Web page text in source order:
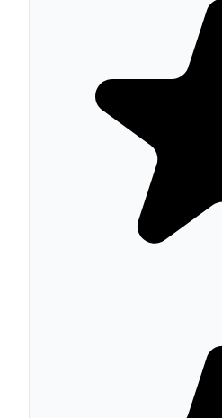
Multitienda nativa
catálogo, pedidos y
independientes; 75+
SEO integrado: URLs
tags, sitemaps XML
para rich snippets en
Arquitectura PHP/
templates Twig y API
Packlink), marketing y
Checkout configurable